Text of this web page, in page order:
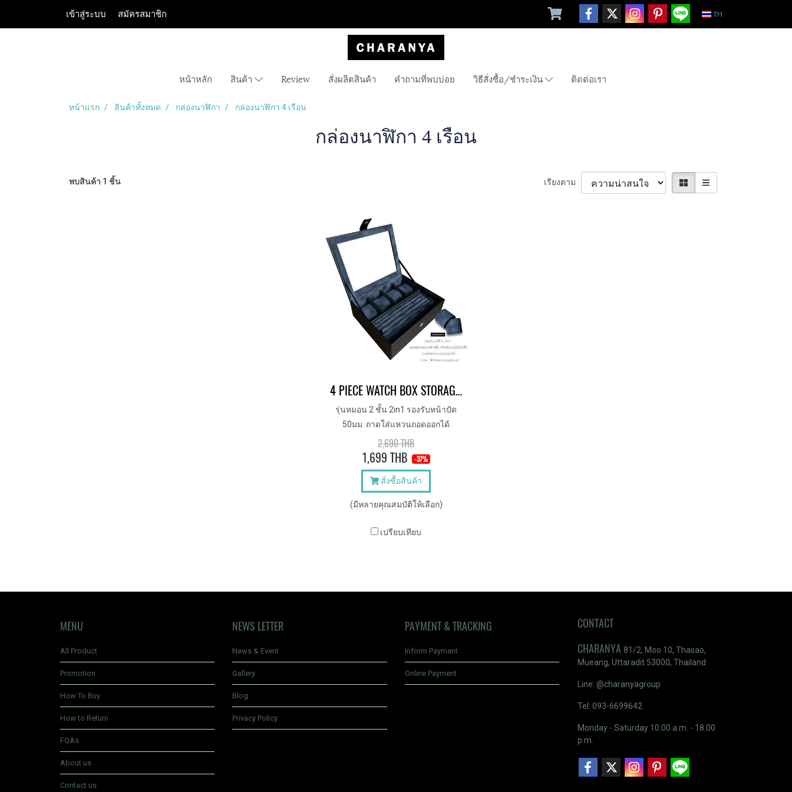
เข้าสู่ระบบ สมัครสมาชิก TH
หน้าหลัก สินค้า Review สั่งผลิตสินค้า คำถามที่พบบ่อย วิธีสั่งซื้อ/ชำระเงิน ติดต่อเรา
หน้าแรก สินค้าทั้งหมด กล่องนาฬิกา กล่องนาฬิกา 4 เรือน
กล่องนาฬิกา 4 เรือน
พบสินค้า 1 ชิ้น เรียงตาม
4 PIECE WATCH BOX STORAGE AND RINGS TRAY กล่องนาฬิกา 4 เรือน รุ่นหมอน 2 ชั้น 2in1 + ถาดใส่แหวน
รุ่นหมอน 2 ชั้น 2in1 รองรับหน้าปัด
50มม. ถาดใส่แหวนถอดออกได้
2,690 THB
1,699 THB -37%
สั่งซื้อสินค้า
(มีหลายคุณสมบัติให้เลือก)
เปรียบเทียบ
MENU
All Product
Promotion
How To Buy
How to Return
FQAs
About us
Contact us
NEWS LETTER
News & Event
Gallery
Blog
Privacy Policy
PAYMENT & TRACKING
Inform Payment
Online Payment
CONTACT
CHARANYA 81/2, Moo 10, Thasao,
Mueang, Uttaradit 53000, Thailand
Line: @charanyagroup
Tel: 093-6699642
Monday - Saturday 10.00 a.m. - 18.00
p.m.